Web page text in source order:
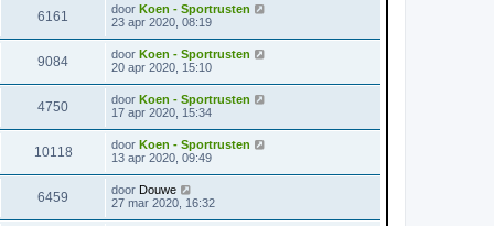
6161 door Koen - Sportrusten
23 apr 2020, 08:19
9084 door Koen - Sportrusten
20 apr 2020, 15:10
4750 door Koen - Sportrusten
17 apr 2020, 15:34
10118 door Koen - Sportrusten
13 apr 2020, 09:49
6459 door Douwe
27 mar 2020, 16:32